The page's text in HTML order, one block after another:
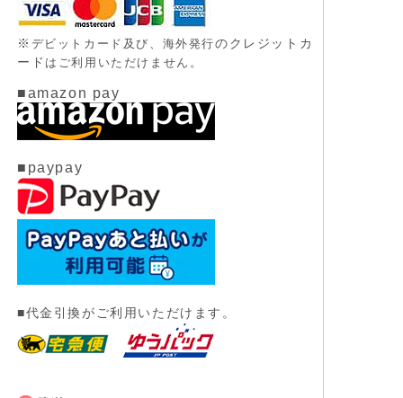
※ デビットカード及び、 海外発行のクレジットカ
ード はご利用いただけません。
■amazon pay
■paypay
■代金引換がご利用いただけます。